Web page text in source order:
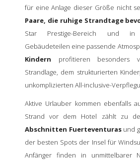
für eine Anlage dieser Größe nicht
Paare, die ruhige Strandtage
Star Prestige-Bereich und
Gebäudeteilen eine passende
Kindern profitieren besonders
Strandlage, dem strukturierten
unkomplizierten All-inclusive-
Aktive Urlauber kommen ebenfalls
Strand vor dem Hotel zählt zu
Abschnitten Fuerteventurasund
der besten Spots der Insel für
Anfänger finden in unmittelbarer